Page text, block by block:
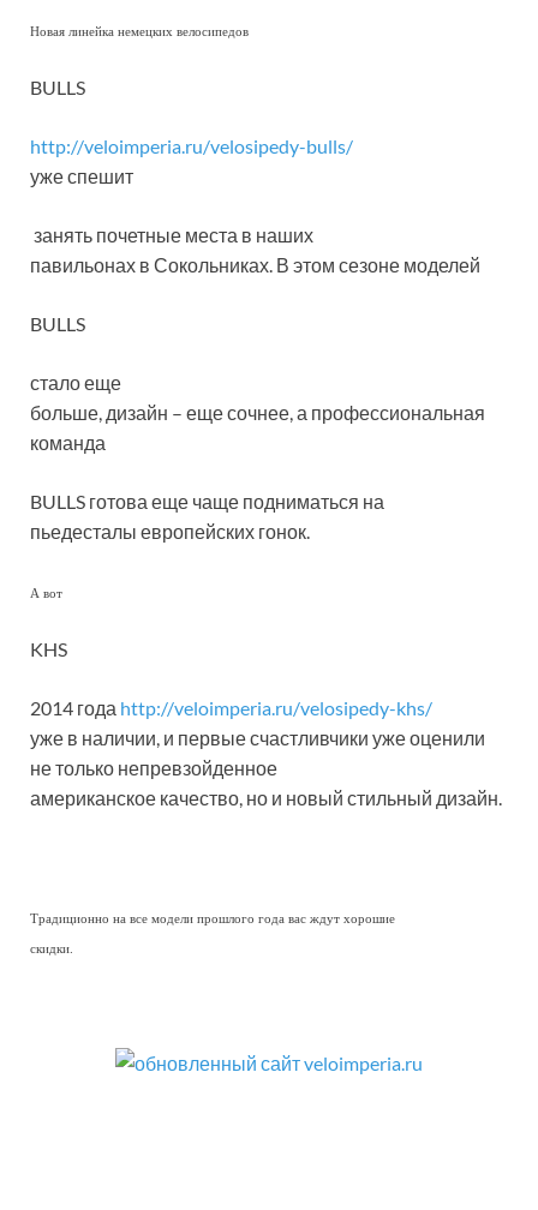
Новая линейка немецких велосипедов
BULLS
http://veloimperia.ru/velosipedy-bulls/
уже спешит
занять почетные места в наших
павильонах в Сокольниках. В этом сезоне моделей
BULLS
стало еще
больше, дизайн – еще сочнее, а профессиональная
команда
BULLS готова еще чаще подниматься на
пьедесталы европейских гонок.
А вот
KHS
2014 года http://veloimperia.ru/velosipedy-khs/
уже в наличии, и первые счастливчики уже оценили
не только непревзойденное
американское качество, но и новый стильный дизайн.
Традиционно на все модели прошлого года вас ждут хорошие
скидки.